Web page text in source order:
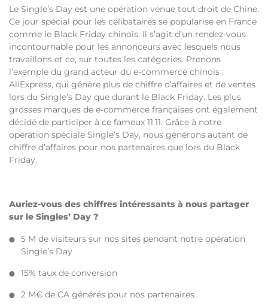
Le Single’s Day est une opération venue tout droit de Chine.
Ce jour spécial pour les célibataires se popularise en France
comme le Black Friday chinois. Il s’agit d’un rendez-vous
incontournable pour les annonceurs avec lesquels nous
travaillons et ce, sur toutes les catégories. Prenons
l’exemple du grand acteur du e-commerce chinois :
AliExpress, qui génère plus de chiffre d’affaires et de ventes
lors du Single’s Day que durant le Black Friday. Les plus
grosses marques de e-commerce françaises ont également
décidé de participer à ce fameux 11.11. Grâce à notre
opération spéciale Single’s Day, nous générons autant de
chiffre d’affaires pour nos partenaires que lors du Black
Friday.
Auriez-vous des chiffres intéressants à nous partager
sur le Singles’ Day ?
5 M de visiteurs sur nos sites pendant notre opération
Single’s Day
15% taux de conversion
2 M€ de CA générés pour nos partenaires